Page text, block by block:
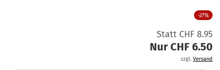
-27%
Statt CHF 8.95
Nur CHF 6.50
zzgl. Versand